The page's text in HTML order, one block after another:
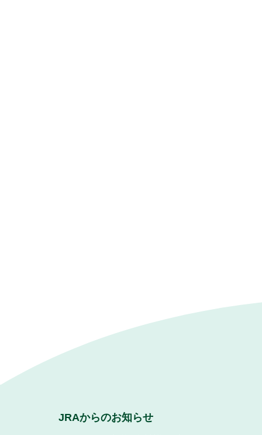
JRAからのお知らせ